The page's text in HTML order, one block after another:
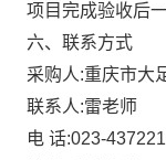
项目完成验收后
六、联系方式
采购人:重庆市大
联系人:雷老师
电 话:023-